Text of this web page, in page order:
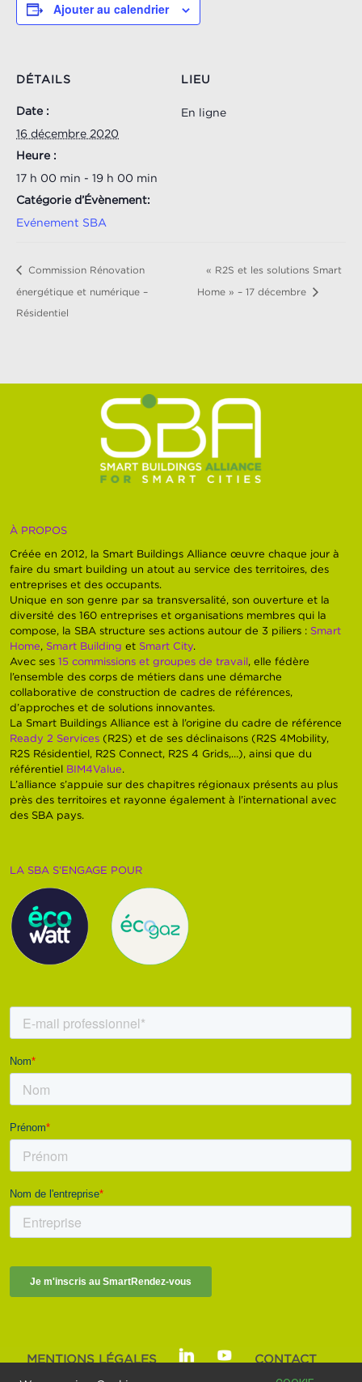
Ajouter au calendrier
DÉTAILS
Date :
16 décembre 2020
Heure :
17 h 00 min - 19 h 00 min
Catégorie d’Évènement:
Evénement SBA
LIEU
En ligne
Commission Rénovation
énergétique et numérique –
Résidentiel
« R2S et les solutions Smart
Home » – 17 décembre
À PROPOS
Créée en 2012, la Smart Buildings Alliance œuvre chaque jour à
faire du smart building un atout au service des territoires, des
entreprises et des occupants.
Unique en son genre par sa transversalité, son ouverture et la
diversité des 160 entreprises et organisations membres qui la
compose, la SBA structure ses actions autour de 3 piliers : Smart
Home, Smart Building et Smart City.
Avec ses15 commissions et groupes de travail, elle fédère
l’ensemble des corps de métiers dans une démarche
collaborative de construction de cadres de références,
d’approches et de solutions innovantes.
La Smart Buildings Alliance est à l’origine du cadre de référence
Ready 2 Services (R2S) et de ses déclinaisons (R2S 4Mobility,
R2S Résidentiel, R2S Connect, R2S 4 Grids,…), ainsi que du
référentiel BIM4Value.
L’alliance s’appuie sur des chapitres régionaux présents au plus
près des territoires et rayonne également à l’international avec
des SBA pays.
LA SBA S’ENGAGE POUR
MENTIONS LÉGALES
CONTACT
SMART BUILDINGS ALLIANCE | © 2025